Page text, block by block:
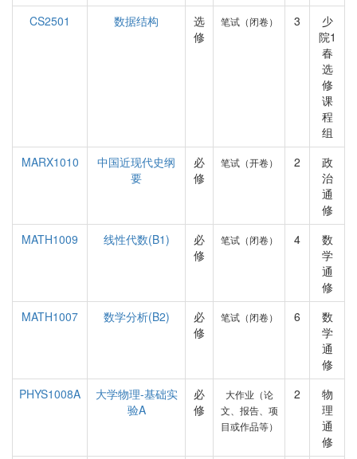
CS2501
数据结构
选
修
笔试（闭卷） 3
少
院1
春
选
修
课
程
组
MARX1010
中国近现代史纲
要
必
修
笔试（开卷） 2
政
治
通
修
MATH1009
线性代数(B1)
必
修
笔试（闭卷） 4
数
学
通
修
MATH1007
数学分析(B2)
必
修
笔试（闭卷） 6
数
学
通
修
PHYS1008A
大学物理-基础实
验A
必
修
大作业（论
文、报告、项
目或作品等）
2
物
理
通
修